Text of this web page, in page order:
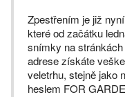
Zpestřením je již
které od začátku
snímky na stránkách
adrese získáte
veletrhu, stejně jako
heslem FOR